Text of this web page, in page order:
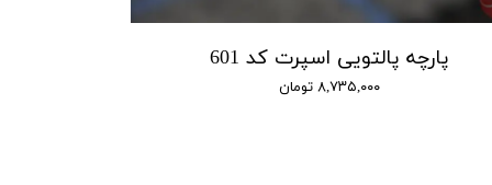
پارچه پالتویی اسپرت کد 601
۸,۷۳۵,۰۰۰ تومان